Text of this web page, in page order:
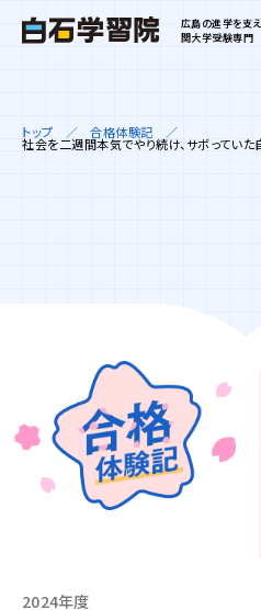
広島の進学を支
関大学受験専門
トップ 合格体験記
社会を二週間本気でやり続け、サボってい
2024年度